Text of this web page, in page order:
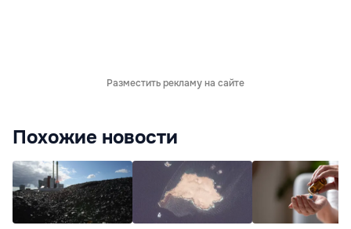
Разместить рекламу на сайте
Похожие новости